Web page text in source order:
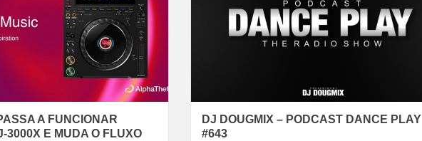
A FUNCIONAR
3000X E MUDA O FLUXO
DJ DOUGMIX – PODCAST DANCE PLAY
#643